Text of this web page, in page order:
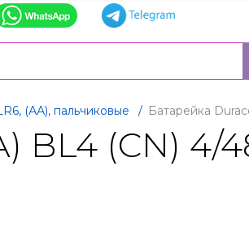
(АА), пальчиковые / Батарейка
BL4 (CN) 4/